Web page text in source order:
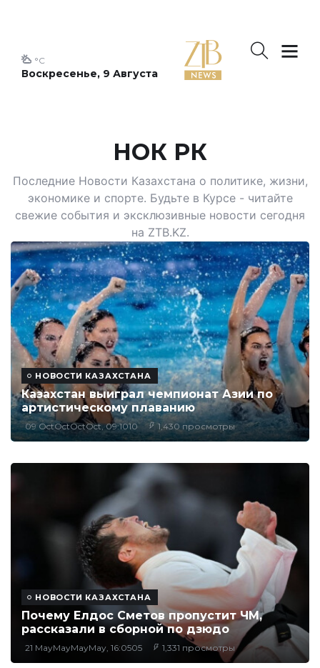
Воскресенье, 9 Августа
°C
НОК РК
Последние Новости Казахстана о политике, жизни,
экономике и спорте. Будьте в Курсе - читайте
свежие события и эксклюзивные новости сегодня
на ZTB.KZ.
НОВОСТИ КАЗАХСТАНА
Казахстан выиграл чемпионат Азии по
артистическому плаванию
09 OctOctOctOct, 09:1010 1,430 просмотры
НОВОСТИ КАЗАХСТАНА
Почему Елдос Сметов пропустит ЧМ,
рассказали в сборной по дзюдо
21 MayMayMayMay, 16:0505 1,331 просмотры